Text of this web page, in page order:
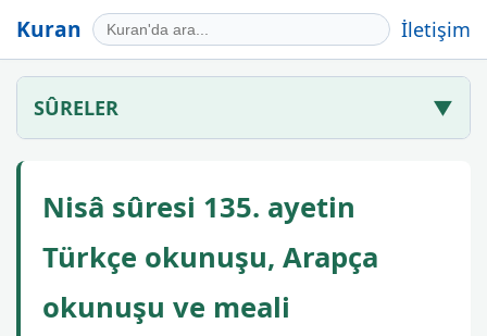
Kuran İletişim
SÛRELER ▼
Nisâ sûresi 135. ayetin
Türkçe okunuşu, Arapça
okunuşu ve meali